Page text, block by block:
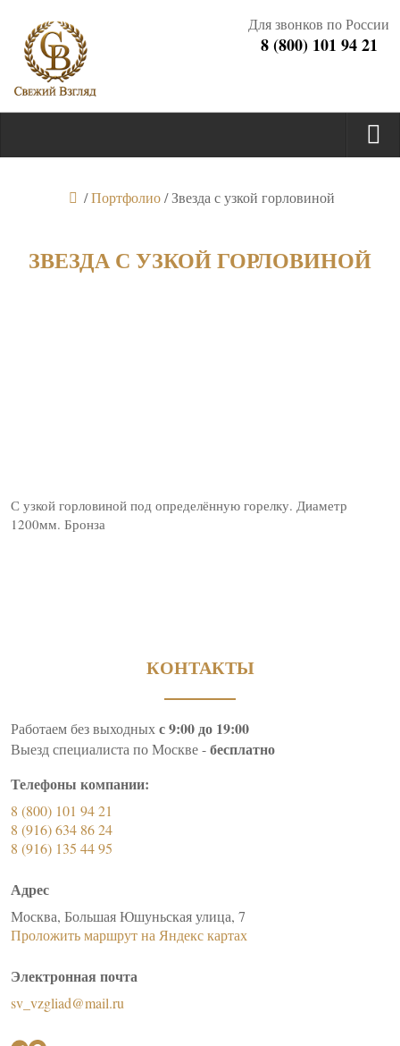
Для звонков по России
8 (800) 101 94 21
/Портфолио /Звезда с узкой горловиной
ЗВЕЗДА С УЗКОЙ ГОРЛОВИНОЙ
С узкой горловиной под определённую горелку. Диаметр
1200мм. Бронза
КОНТАКТЫ
Работаем без выходныхс 9:00 до 19:00
Выезд специалиста по Москве -бесплатно
Телефоны компании:
8 (800) 101 94 21
8 (916) 634 86 24
8 (916) 135 44 95
Адрес
Москва, Большая Юшуньская улица, 7
Проложить маршрут на Яндекс картах
Электронная почта
sv_vzgliad@mail.ru